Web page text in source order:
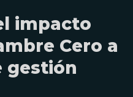
impacto
Cero a
gestión